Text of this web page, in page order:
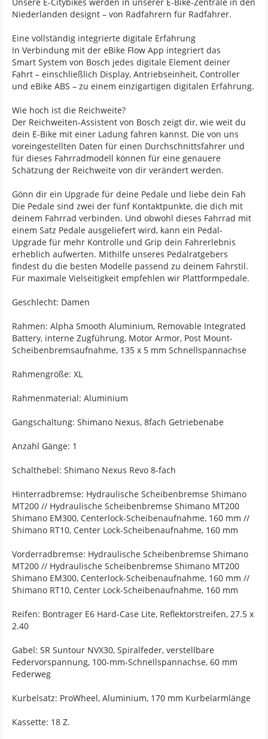
Niederlanden designt – von Radfahrern für Radfahrer.
Eine vollständig integrierte digitale Erfahrung
In Verbindung mit der eBike Flow App integriert das
Smart System von Bosch jedes digitale Element deiner
Fahrt – einschließlich Display, Antriebseinheit, Controller
und eBike ABS – zu einem einzigartigen digitalen Erfahrung.
Wie hoch ist die Reichweite?
Der Reichweiten-Assistent von Bosch zeigt dir, wie weit du
dein E-Bike mit einer Ladung fahren kannst. Die von uns
voreingestellten Daten für einen Durchschnittsfahrer und
für dieses Fahrradmodell können für eine genauere
Schätzung der Reichweite von dir verändert werden.
Gönn dir ein Upgrade für deine Pedale und liebe dein Fah
Die Pedale sind zwei der fünf Kontaktpunkte, die dich mit
deinem Fahrrad verbinden. Und obwohl dieses Fahrrad mit
einem Satz Pedale ausgeliefert wird, kann ein Pedal-
Upgrade für mehr Kontrolle und Grip dein Fahrerlebnis
erheblich aufwerten. Mithilfe unseres Pedalratgebers
findest du die besten Modelle passend zu deinem Fahrstil.
Für maximale Vielseitigkeit empfehlen wir Plattformpedale.
Geschlecht: Damen
Rahmen: Alpha Smooth Aluminium, Removable Integrated
Battery, interne Zugführung, Motor Armor, Post Mount-
Scheibenbremsaufnahme, 135 x 5 mm Schnellspannachse
Rahmengröße: XL
Rahmenmaterial: Aluminium
Gangschaltung: Shimano Nexus, 8fach Getriebenabe
Anzahl Gänge: 1
Schalthebel: Shimano Nexus Revo 8-fach
Hinterradbremse: Hydraulische Scheibenbremse Shimano
MT200 // Hydraulische Scheibenbremse Shimano MT200
Shimano EM300, Centerlock-Scheibenaufnahme, 160 mm //
Shimano RT10, Center Lock-Scheibenaufnahme, 160 mm
Vorderradbremse: Hydraulische Scheibenbremse Shimano
MT200 // Hydraulische Scheibenbremse Shimano MT200
Shimano EM300, Centerlock-Scheibenaufnahme, 160 mm //
Shimano RT10, Center Lock-Scheibenaufnahme, 160 mm
Reifen: Bontrager E6 Hard-Case Lite, Reflektorstreifen, 27.5 x
2.40
Gabel: SR Suntour NVX30, Spiralfeder, verstellbare
Federvorspannung, 100-mm-Schnellspannachse, 60 mm
Federweg
Kurbelsatz: ProWheel, Aluminium, 170 mm Kurbelarmlänge
Kassette: 18 Z.